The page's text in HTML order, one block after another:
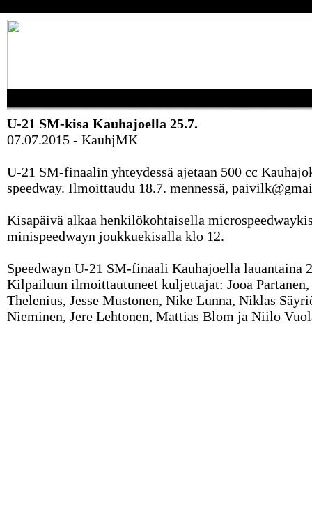
U-21 SM-kisa Kauhajoella 25.7.
07.07.2015 - KauhjMK
U-21 SM-finaalin yhteydessä ajetaan 500 cc
speedway. Ilmoittaudu 18.7. mennessä,
Kisapäivä alkaa henkilökohtaisella
minispeedwayn joukkuekisalla klo 12.
Speedwayn U-21 SM-finaali Kauhajoella lauantaina
Kilpailuun ilmoittautuneet kuljettajat: Jooa
Thelenius, Jesse Mustonen, Nike Lunna, Niklas
Nieminen, Jere Lehtonen, Mattias Blom ja Niilo